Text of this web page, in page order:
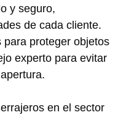
y seguro,
de cada cliente.
para proteger objetos
experto para evitar
en el sector